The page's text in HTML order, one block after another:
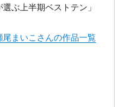
ぶ上半期ベストテン」
尾まいこさんの作品一覧